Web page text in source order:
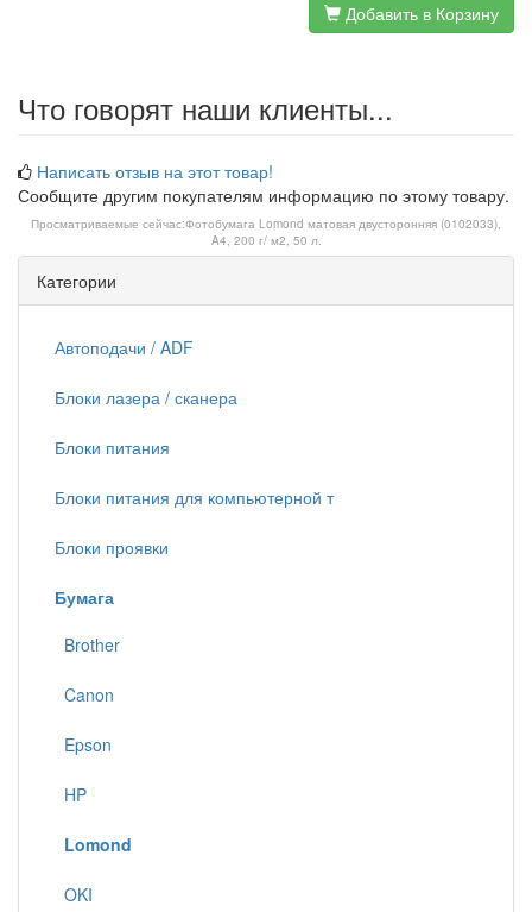
Добавить в Корзину
Что говорят наши клиенты...
Написать отзыв на этот товар!
Сообщите другим покупателям информацию по этому товару.
Просматриваемые сейчас:Фотобумага Lomond матовая двусторонняя (0102033),
A4, 200 г/ м2, 50 л.
Категории
Автоподачи / ADF
Блоки лазера / сканера
Блоки питания
Блоки питания для компьютерной т
Блоки проявки
Бумага
Brother
Canon
Epson
HP
Lomond
OKI